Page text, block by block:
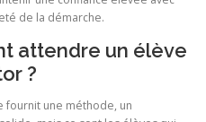
de la démarche.
attendre un élève
?
fournit une méthode, un